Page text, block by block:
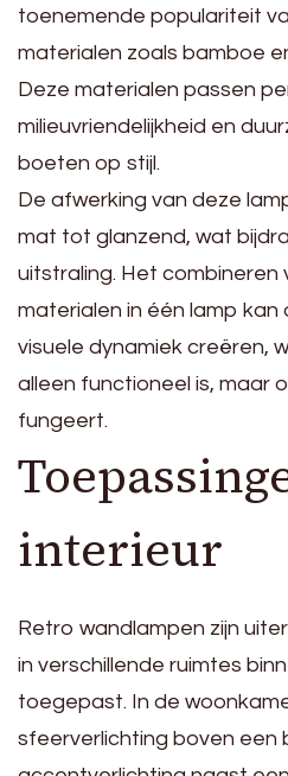
toenemende populariteit
materialen zoals bamboe
Deze materialen passen
milieuvriendelijkheid en
boeten op stijl.
De afwerking van deze
mat tot glanzend, wat
uitstraling. Het combineren
materialen in één lamp
visuele dynamiek creëren,
alleen functioneel is, maar
fungeert.
interieur
Retro wandlampen zijn
in verschillende ruimtes
toegepast. In de
sfeerverlichting boven een